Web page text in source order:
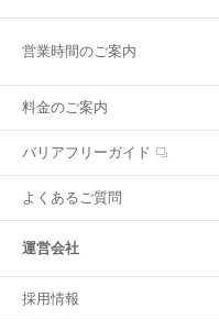
営業時間のご案内
料金のご案内
バリアフリーガイド
よくあるご質問
運営会社
採用情報